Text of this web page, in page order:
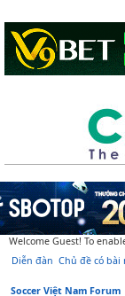
Welcome Guest! To
Diễn đàn Chủ đề có bài
Soccer Việt Nam Forum